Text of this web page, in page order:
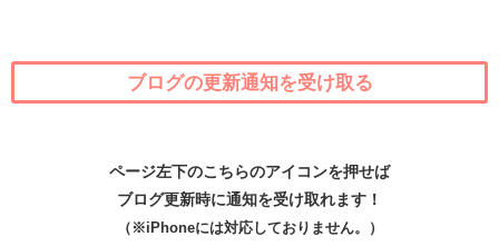
ブログの更新通知を受け取る
ページ左下のこちらのアイコンを押せば
ブログ更新時に通知を受け取れます！
（※iPhoneには対応しておりません。）